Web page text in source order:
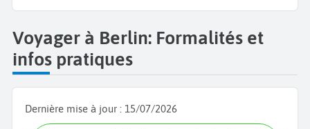
Voyager à Berlin: Formalités et
infos pratiques
Dernière mise à jour : 15/07/2026